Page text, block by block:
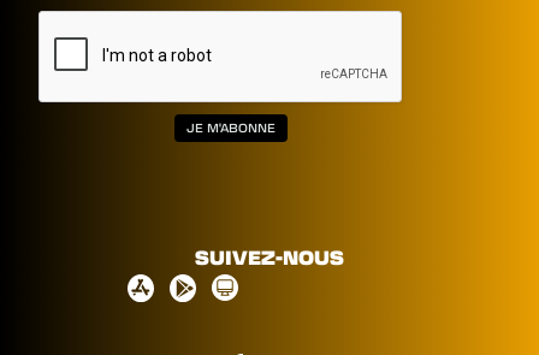
SUIVEZ-NOUS